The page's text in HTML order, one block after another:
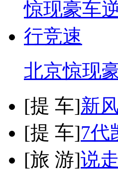
北京惊现
[提 车]新
[提 车]7代
[旅 游]说